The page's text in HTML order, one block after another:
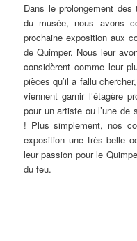
Dans le prolongement
du musée, nous avons
prochaine exposition aux
de Quimper. Nous leur
considèrent comme leur
pièces qu’il a fallu
viennent garnir l’étagère
pour un artiste ou l’une de
! Plus simplement, nos
exposition une très belle
leur passion pour le
du feu.